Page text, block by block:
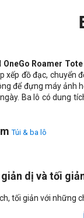
OneGo Roamer
xếp đồ đạc, chuyển
để đựng máy ảnh
Ba lô có dung
Túi & ba lô
dị và tối
tối giản với những